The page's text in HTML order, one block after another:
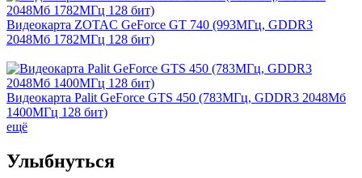
Видеокарта ZOTAC GeForce GT 740 (993МГц, GDDR3
2048Мб 1782МГц 128 бит)
Видеокарта Palit GeForce GTS 450 (783МГц, GDDR3 2048Мб
1400МГц 128 бит)
ещё
Улыбнуться